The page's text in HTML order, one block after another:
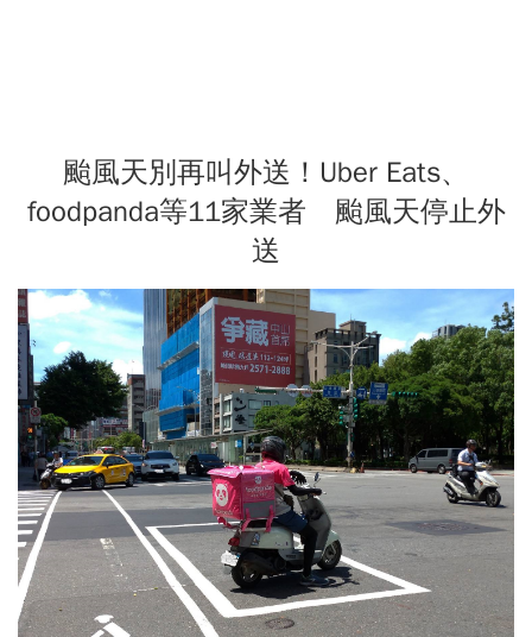
颱風天別再叫外送！Uber Eats、
foodpanda等11家業者 颱風天停止外
送